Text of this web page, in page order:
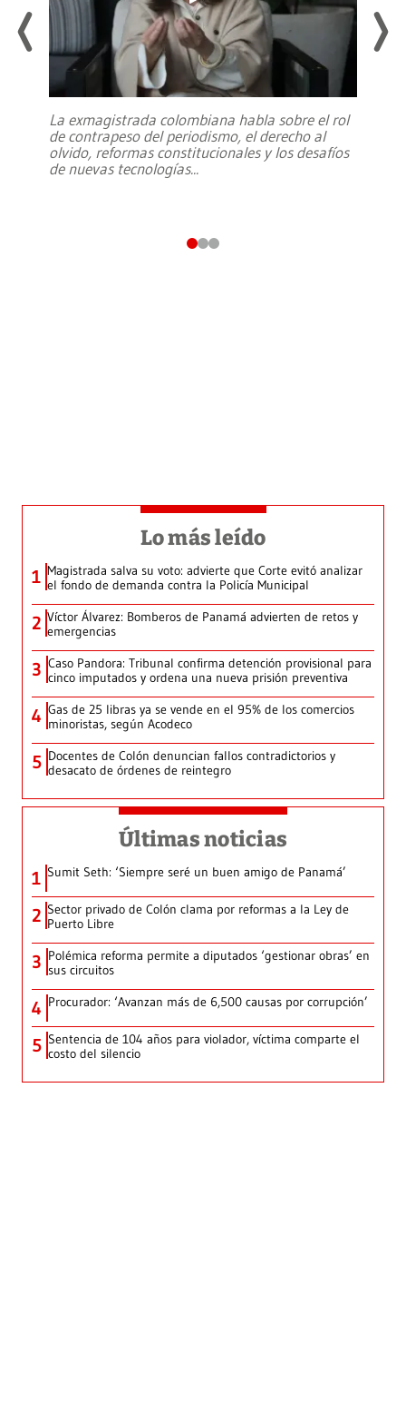
La exmagistrada colombiana habla sobre el rol
de contrapeso del periodismo, el derecho al
olvido, reformas constitucionales y los desafíos
de nuevas tecnologías...
Lo más leído
1 Magistrada salva su voto: advierte que Corte evitó analizar
el fondo de demanda contra la Policía Municipal
2 Víctor Álvarez: Bomberos de Panamá advierten de retos y
emergencias
3 Caso Pandora: Tribunal confirma detención provisional para
cinco imputados y ordena una nueva prisión preventiva
4 Gas de 25 libras ya se vende en el 95% de los comercios
minoristas, según Acodeco
5 Docentes de Colón denuncian fallos contradictorios y
desacato de órdenes de reintegro
Últimas noticias
1 Sumit Seth: ‘Siempre seré un buen amigo de Panamá’
2 Sector privado de Colón clama por reformas a la Ley de
Puerto Libre
3 Polémica reforma permite a diputados ‘gestionar obras’ en
sus circuitos
4 Procurador: ‘Avanzan más de 6,500 causas por corrupción’
5 Sentencia de 104 años para violador, víctima comparte el
costo del silencio